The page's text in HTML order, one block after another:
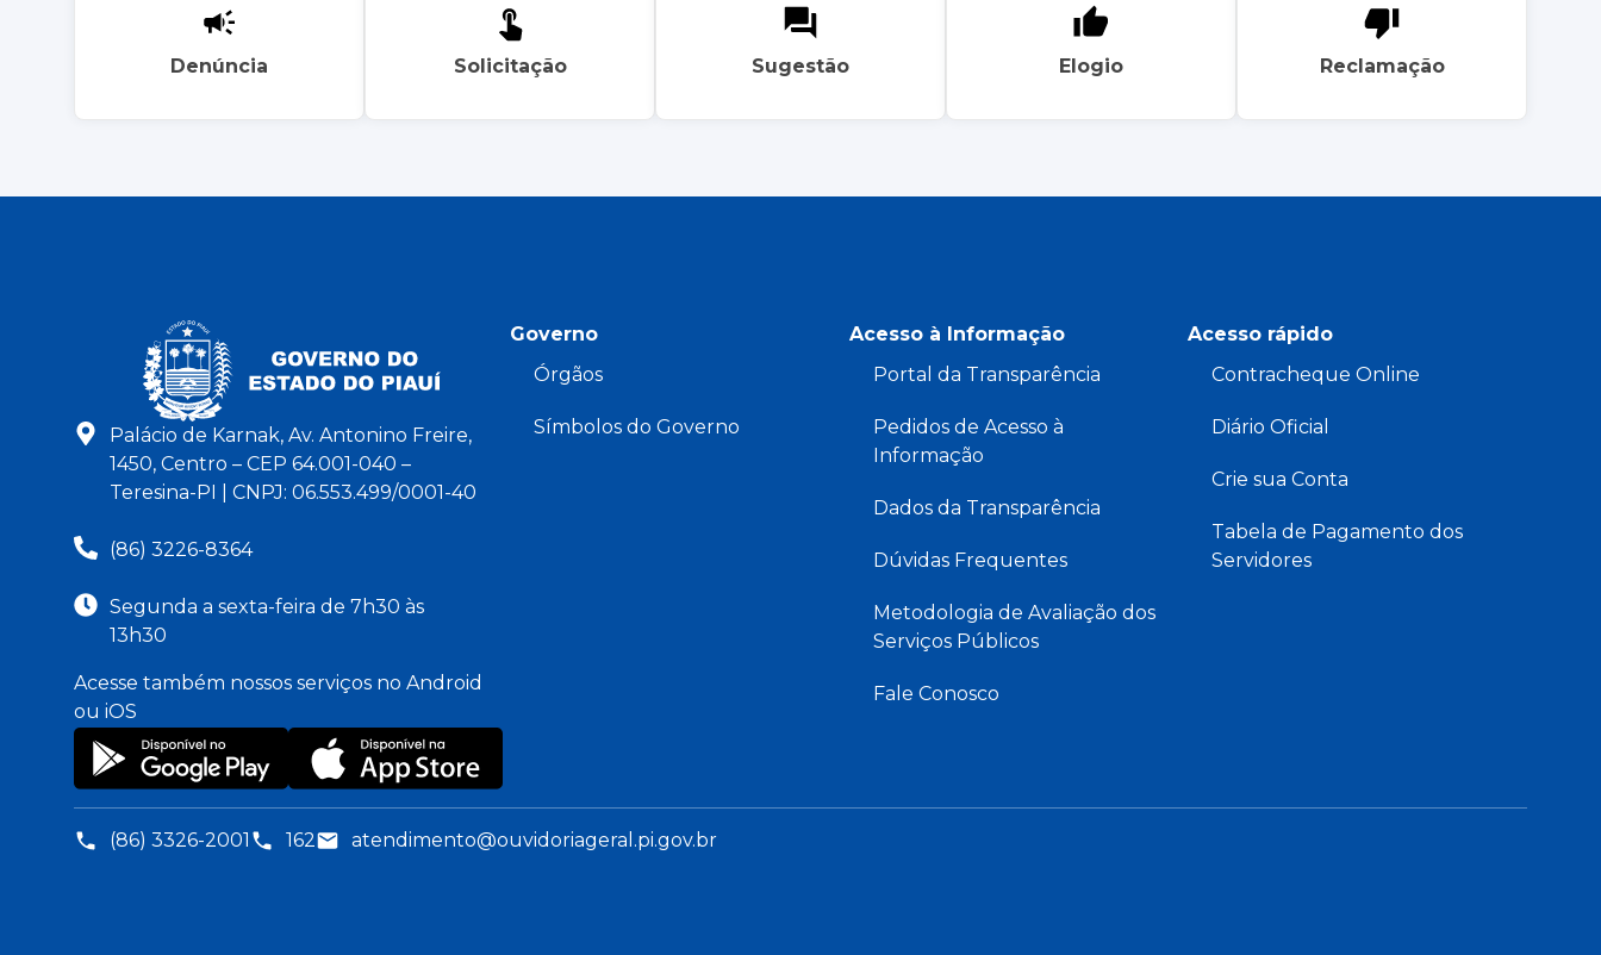
Denúncia Solicitação Sugestão Elogio Reclamação
Palácio de Karnak, Av. Antonino Freire,
1450, Centro – CEP 64.001-040 –
Teresina-PI | CNPJ: 06.553.499/0001-40
(86) 3226-8364
Segunda a sexta-feira de 7h30 às
13h30
Acesse também nossos serviços no Android
ou iOS
Governo
Órgãos
Símbolos do Governo
Acesso à Informação
Portal da Transparência
Pedidos de Acesso à
Informação
Dados da Transparência
Dúvidas Frequentes
Metodologia de Avaliação dos
Serviços Públicos
Fale Conosco
Acesso rápido
Contracheque Online
Diário Oficial
Crie sua Conta
Tabela de Pagamento dos
Servidores
(86) 3326-2001 162 atendimento@ouvidoriageral.pi.gov.br